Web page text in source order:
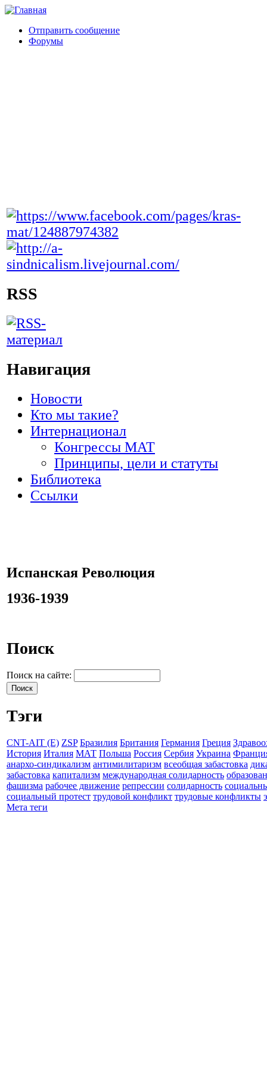
Отправить сообщение
Форумы
RSS
Навигация
Новости
Кто мы такие?
Интернационал
Конгрессы МАТ
Принципы, цели и статуты
Библиотека
Ссылки
Испанская Революция
1936-1939
Поиск
Поиск на сайте:
Тэги
CNT-AIT (E) ZSP Бразилия Британия Германия Греция
История Италия МАТ Польша Россия Сербия Украина
анархо-синдикализм антимилитаризм всеобщая забастовка
забастовка капитализм международная солидарность
фашизма рабочее движение репрессии солидарность
социальный протест трудовой конфликт трудовые конфликты
Мета теги